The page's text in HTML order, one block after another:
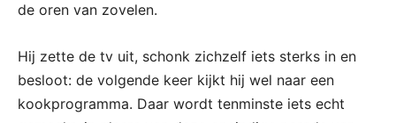
de oren van zovelen.
Hij zette de tv uit, schonk zichzelf iets sterks in en
besloot: de volgende keer kijkt hij wel naar een
kookprogramma. Daar wordt tenminste iets echt